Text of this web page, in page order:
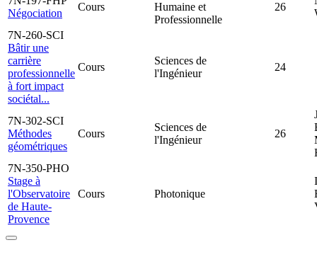
Négociation
Cours
Humaine et
Professionnelle
26
7N-260-SCI
Bâtir une
carrière
professionnelle
à fort impact
sociétal...
Cours
Sciences de
l'Ingénieur
24
7N-302-SCI
Méthodes
géométriques
Cours
Sciences de
l'Ingénieur
26
7N-350-PHO
Stage à
l'Observatoire
de Haute-
Provence
Cours Photonique